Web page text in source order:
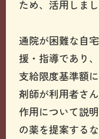
ため、活用しまし
通院が困難な自
援・指導であり
支給限度基準額
剤師が利用者さ
作用について説
の薬を提案する